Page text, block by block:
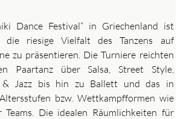
Dance Festival“ in Griechenland ist
die riesige Vielfalt des Tanzens auf
zu präsentieren. Die Turniere reichten
Paartanz über Salsa, Street Style,
& Jazz bis hin zu Ballett und das in
bzw. Wettkampfformen wie
Teams. Die idealen Räumlichkeiten für